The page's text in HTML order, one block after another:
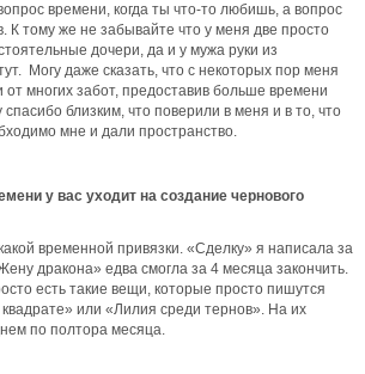
времени, когда ты что-то любишь, а вопрос
К тому же не забывайте что у меня две просто
дочери, да и у мужа руки из
Могу даже сказать, что с некоторых пор меня
от многих забот, предоставив больше времени
близким, что поверили в меня и в то, что
мне и дали пространство.
у вас уходит на создание чернового
временной привязки. «Сделку» я написала за
дракона» едва смогла за 4 месяца закончить.
есть такие вещи, которые просто пишутся
квадрате» или «Лилия среди тернов». На их
по полтора месяца.